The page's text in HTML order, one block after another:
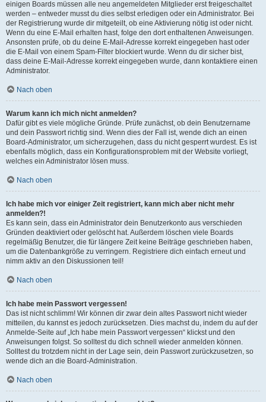
einigen Boards müssen alle neu angemeldeten Mitglieder erst freigeschaltet
werden – entweder musst du dies selbst erledigen oder ein Administrator. Bei
der Registrierung wurde dir mitgeteilt, ob eine Aktivierung nötig ist oder nicht.
Wenn du eine E-Mail erhalten hast, folge den dort enthaltenen Anweisungen.
Ansonsten prüfe, ob du deine E-Mail-Adresse korrekt eingegeben hast oder
die E-Mail von einem Spam-Filter blockiert wurde. Wenn du dir sicher bist,
dass deine E-Mail-Adresse korrekt eingegeben wurde, dann kontaktiere einen
Administrator.
Nach oben
Warum kann ich mich nicht anmelden?
Dafür gibt es viele mögliche Gründe. Prüfe zunächst, ob dein Benutzername
und dein Passwort richtig sind. Wenn dies der Fall ist, wende dich an einen
Board-Administrator, um sicherzugehen, dass du nicht gesperrt wurdest. Es ist
ebenfalls möglich, dass ein Konfigurationsproblem mit der Website vorliegt,
welches ein Administrator lösen muss.
Nach oben
Ich habe mich vor einiger Zeit registriert, kann mich aber nicht mehr
anmelden?!
Es kann sein, dass ein Administrator dein Benutzerkonto aus verschieden
Gründen deaktiviert oder gelöscht hat. Außerdem löschen viele Boards
regelmäßig Benutzer, die für längere Zeit keine Beiträge geschrieben haben,
um die Datenbankgröße zu verringern. Registriere dich einfach erneut und
nimm aktiv an den Diskussionen teil!
Nach oben
Ich habe mein Passwort vergessen!
Das ist nicht schlimm! Wir können dir zwar dein altes Passwort nicht wieder
mitteilen, du kannst es jedoch zurücksetzen. Dies machst du, indem du auf der
Anmelde-Seite auf „Ich habe mein Passwort vergessen“ klickst und den
Anweisungen folgst. So solltest du dich schnell wieder anmelden können.
Solltest du trotzdem nicht in der Lage sein, dein Passwort zurückzusetzen, so
wende dich an die Board-Administration.
Nach oben